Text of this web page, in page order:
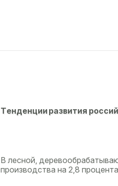
Тeндeнции paзвития
В лесной,
производства на 2,8